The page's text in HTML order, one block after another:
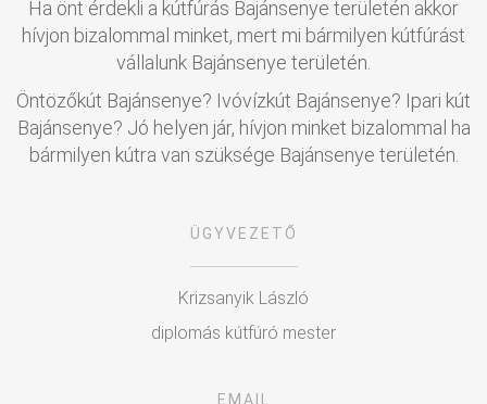
Ha önt érdekli a kútfúrás Bajánsenye területén akkor
hívjon bizalommal minket, mert mi bármilyen kútfúrást
vállalunk Bajánsenye területén.
Öntözőkút Bajánsenye? Ivóvízkút Bajánsenye? Ipari kút
Bajánsenye? Jó helyen jár, hívjon minket bizalommal ha
bármilyen kútra van szüksége Bajánsenye területén.
ÜGYVEZETŐ
Krizsanyik László
diplomás kútfúró mester
EMAIL